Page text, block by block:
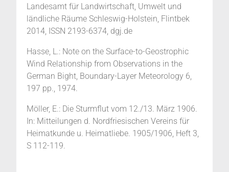
Landesamt für Landwirtschaft, Umwelt und
ländliche Räume Schleswig-Holstein, Flintbek
2014, ISSN 2193-6374, dgj.de
Hasse, L.: Note on the Surface-to-Geostrophic
Wind Relationship from Observations in the
German Bight, Boundary-Layer Meteorology 6,
197 pp., 1974.
Möller, E.: Die Sturmflut vom 12./13. März 1906.
In: Mitteilungen d. Nordfriesischen Vereins für
Heimatkunde u. Heimatliebe. 1905/1906, Heft 3,
S 112-119.